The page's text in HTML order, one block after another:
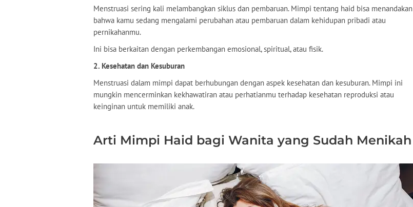
Menstruasi sering kali melambangkan siklus dan pembaruan. Mimpi tentang haid bisa menandakan
bahwa kamu sedang mengalami perubahan atau pembaruan dalam kehidupan pribadi atau
pernikahanmu.
Ini bisa berkaitan dengan perkembangan emosional, spiritual, atau fisik.
2. Kesehatan dan Kesuburan
Menstruasi dalam mimpi dapat berhubungan dengan aspek kesehatan dan kesuburan. Mimpi ini
mungkin mencerminkan kekhawatiran atau perhatianmu terhadap kesehatan reproduksi atau
keinginan untuk memiliki anak.
Arti Mimpi Haid bagi Wanita yang Sudah Menikah